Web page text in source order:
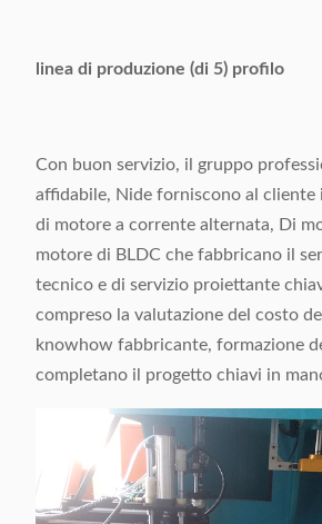
linea di produzione (di 5) profilo
Con buon servizio, il gruppo
affidabile, Nide forniscono al cliente
di motore a corrente alternata, Di
motore di BLDC che fabbricano il
tecnico e di servizio proiettante
compreso la valutazione del costo
knowhow fabbricante, formazione
completano il progetto chiavi in